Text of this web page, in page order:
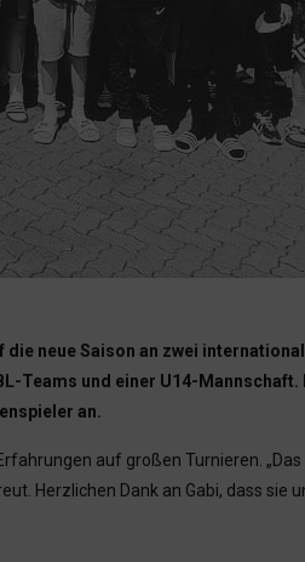
neue Saison an zwei
Teams und einer U14-
an.
auf großen Turnieren.
Herzlichen Dank an Gabi, dass sie